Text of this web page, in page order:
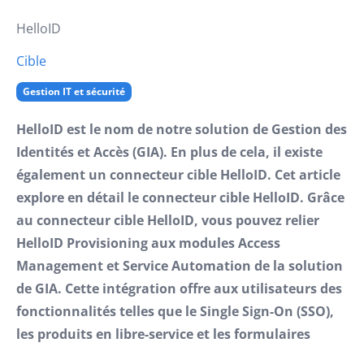
HelloID
Cible
Gestion IT et sécurité
HelloID est le nom de notre solution de Gestion des
Identités et Accès (GIA). En plus de cela, il existe
également un connecteur cible HelloID. Cet article
explore en détail le connecteur cible HelloID. Grâce
au connecteur cible HelloID, vous pouvez relier
HelloID Provisioning aux modules Access
Management et Service Automation de la solution
de GIA. Cette intégration offre aux utilisateurs des
fonctionnalités telles que le Single Sign-On (SSO),
les produits en libre-service et les formulaires